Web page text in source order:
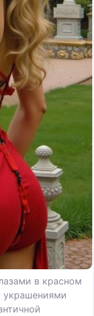
в красном
украшениями